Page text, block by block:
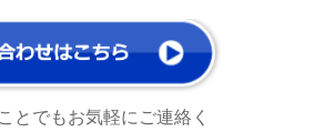
とでもお気軽にご連絡く